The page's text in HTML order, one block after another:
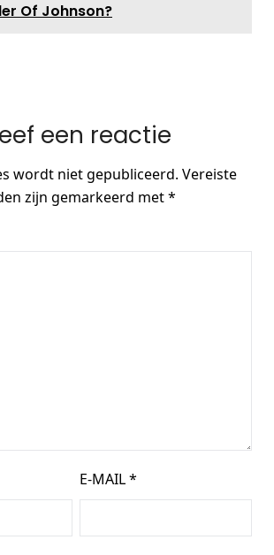
Of Johnson?
een reactie
wordt niet gepubliceerd. Vereiste
zijn gemarkeerd met*
E-MAIL*